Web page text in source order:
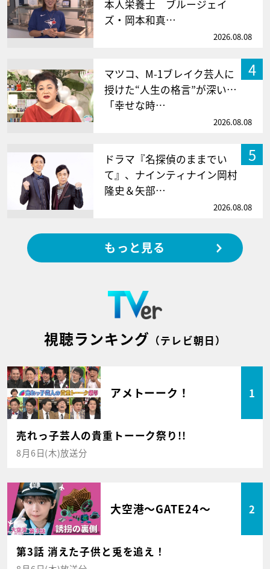
本人栄養士 ブルージェイ
ズ・岡本和真…
2026.08.08
4
マツコ、M-1ブレイク芸人に
授けた“人生の格言”が深い…
「幸せな時…
2026.08.08
5
ドラマ『名探偵のままでい
て』、ナインティナイン岡村
隆史＆矢部…
2026.08.08
もっと見る
視聴ランキング （テレビ朝日）
アメトーーク！ 1
売れっ子芸人の貴重トーーク祭り!!
8月6日(木)放送分
大空港～GATE24～ 2
第3話 消えた子供と兎を追え！